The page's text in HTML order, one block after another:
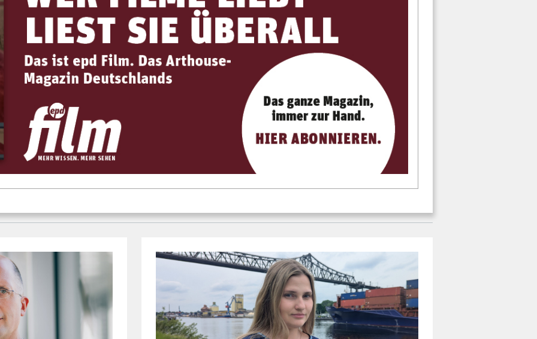
"WIR BAUEN CHERSON WIEDER AUF"